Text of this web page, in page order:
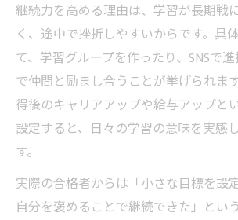
継続力を高める理由は、学習が長期戦
く、途中で挫折しやすいからです。具
て、学習グループを作ったり、SNSで
で仲間と励まし合うことが挙げられま
得後のキャリアアップや給与アップと
設定すると、日々の学習の意味を実感
す。
実際の合格者からは「小さな目標を設
自分を褒めることで継続できた」とい